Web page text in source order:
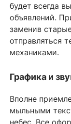
будет всегда
объявлений.
заменив
отправляться
механиками.
Графика и
Вполне
мыльными
небес. Все